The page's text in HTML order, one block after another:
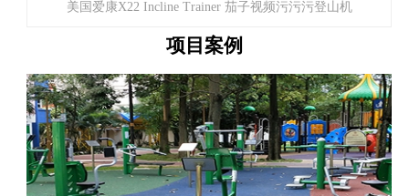
美国爱康X22 Incline Trainer 茄子视频污污污登山机
（NETL27718）
项目案例